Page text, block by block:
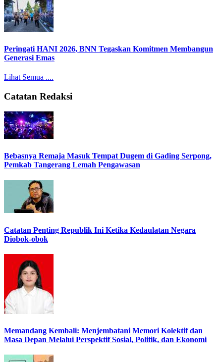
Peringati HANI 2026, BNN Tegaskan Komitmen Membangun
Generasi Emas
Lihat Semua ....
Catatan Redaksi
Bebasnya Remaja Masuk Tempat Dugem di Gading Serpong,
Pemkab Tangerang Lemah Pengawasan
Catatan Penting Republik Ini Ketika Kedaulatan Negara
Diobok-obok
Memandang Kembali: Menjembatani Memori Kolektif dan
Masa Depan Melalui Perspektif Sosial, Politik, dan Ekonomi